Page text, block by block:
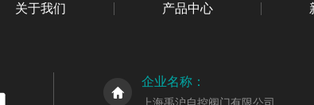
关于我们 产品中心
企业名称：